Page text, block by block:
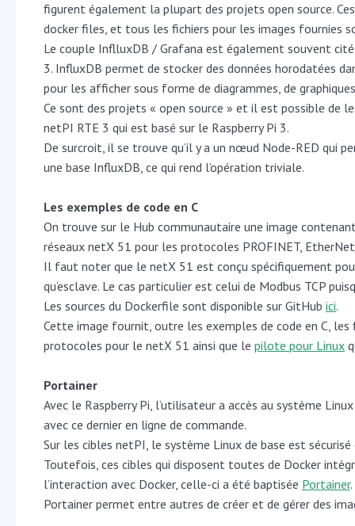
figurent également la plupart des projets open source.
docker files, et tous les fichiers pour les images fournies
Le couple InflluxDB / Grafana est également souvent
3. InfluxDB permet de stocker des données horodatées
pour les afficher sous forme de diagrammes, de
Ce sont des projets « open source » et il est possible de
netPI RTE 3 qui est basé sur le Raspberry Pi 3.
De surcroit, il se trouve qu’il y a un nœud Node-RED qui
une base InfluxDB, ce qui rend l’opération triviale.
Les exemples de code en C
On trouve sur le Hub communautaire une image
réseaux netX 51 pour les protocoles PROFINET,
Il faut noter que le netX 51 est conçu spécifiquement
qu’esclave. Le cas particulier est celui de Modbus TCP
Les sources du Dockerfile sont disponible sur GitHub ici.
Cette image fournit, outre les exemples de code en C,
protocoles pour le netX 51 ainsi que le pilote pour Linux
Portainer
Avec le Raspberry Pi, l’utilisateur a accès au système
avec ce dernier en ligne de commande.
Sur les cibles netPI, le système Linux de base est sécurisé
Toutefois, ces cibles qui disposent toutes de Docker
l’interaction avec Docker, celle-ci a été baptisée Portainer.
Portainer permet entre autres de créer et de gérer des